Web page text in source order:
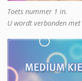
Toets nummer 1 in.
U wordt verbonden met